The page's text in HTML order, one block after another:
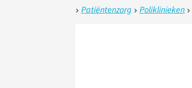
Patiëntenzorg Poliklinieken